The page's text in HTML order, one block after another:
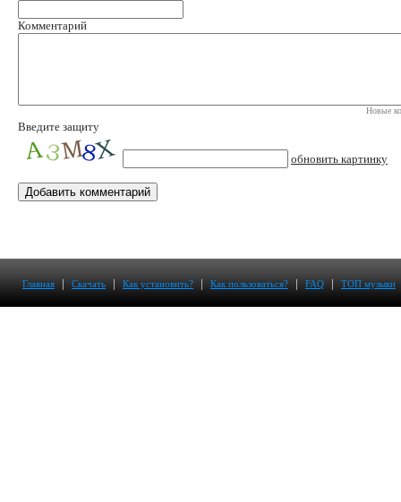
Комментарий
Новые
Введите защиту
обновить картинку
Главная | Скачать | Как установить? | Как пользоваться? | FAQ | ТОП музыки